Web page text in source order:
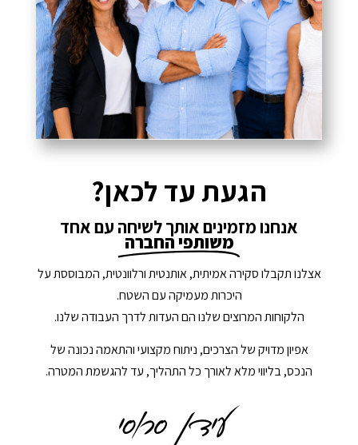
הגעת עד לכאן?
אנחנו מזמינים אותך לשיחה עם אחד
משותפי החברה
אצלנו תקבלו סקירה אמיתית, אותנטית ורלוונטית, המבוססת על
היכרות מעמיקה עם השטח.
הלקוחות המרוצים שלנו הם העדות לדרך העבודה שלנו.
אפיון מדויק של הצרכים, ניתוח מקצועי והתאמה נכונה של
הנכס, בליווי מלא לאורך כל התהליך, עד להגשמת המטרה.